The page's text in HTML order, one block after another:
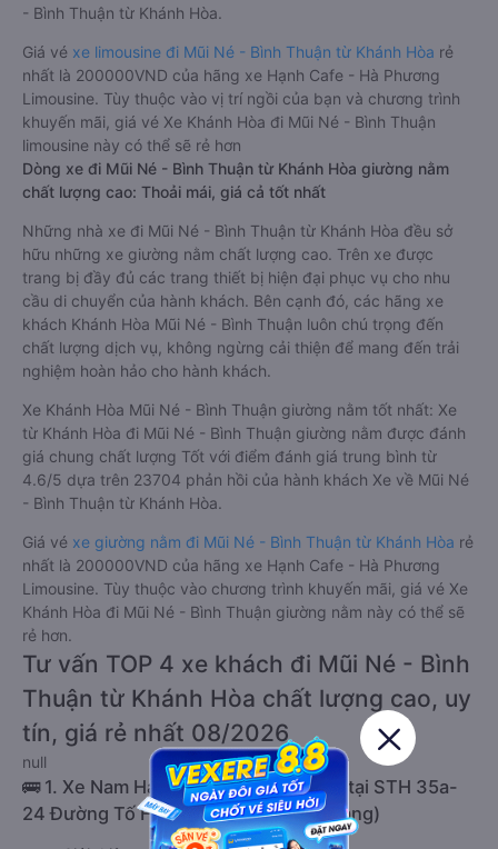
- Bình Thuận từ Khánh Hòa.
Giá vé xe limousine đi Mũi Né - Bình Thuận từ Khánh Hòa rẻ
nhất là 200000VND của hãng xe Hạnh Cafe - Hà Phương
Limousine. Tùy thuộc vào vị trí ngồi của bạn và chương trình
khuyến mãi, giá vé Xe Khánh Hòa đi Mũi Né - Bình Thuận
limousine này có thể sẽ rẻ hơn
Dòng xe đi Mũi Né - Bình Thuận từ Khánh Hòa giường nằm
chất lượng cao: Thoải mái, giá cả tốt nhất
Những nhà xe đi Mũi Né - Bình Thuận từ Khánh Hòa đều sở
hữu những xe giường nằm chất lượng cao. Trên xe được
trang bị đầy đủ các trang thiết bị hiện đại phục vụ cho nhu
cầu di chuyển của hành khách. Bên cạnh đó, các hãng xe
khách Khánh Hòa Mũi Né - Bình Thuận luôn chú trọng đến
chất lượng dịch vụ, không ngừng cải thiện để mang đến trải
nghiệm hoàn hảo cho hành khách.
Xe Khánh Hòa Mũi Né - Bình Thuận giường nằm tốt nhất: Xe
từ Khánh Hòa đi Mũi Né - Bình Thuận giường nằm được đánh
giá chung chất lượng Tốt với điểm đánh giá trung bình từ
4.6/5 dựa trên 23704 phản hồi của hành khách Xe về Mũi Né
- Bình Thuận từ Khánh Hòa.
Giá vé xe giường nằm đi Mũi Né - Bình Thuận từ Khánh Hòa rẻ
nhất là 200000VND của hãng xe Hạnh Cafe - Hà Phương
Limousine. Tùy thuộc vào chương trình khuyến mãi, giá vé Xe
Khánh Hòa đi Mũi Né - Bình Thuận giường nằm này có thể sẽ
rẻ hơn.
Tư vấn TOP 4 xe khách đi Mũi Né - Bình
Thuận từ Khánh Hòa chất lượng cao, uy
tín, giá rẻ nhất 08/2026
null
🚌 1. Xe Nam Hải Limousine khởi hành tại STH 35a-
24 Đường Tố Hữu (Văn phòng Nha Trang)